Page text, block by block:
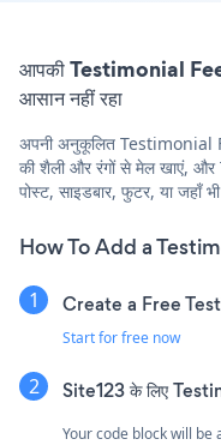
आपकी Testimonial
आसान नहीं रहा
अपनी अनुकूलित Testimonial
की शैली और रंगों से मेल खाएं,
पोस्ट, साइडबार, फुटर, या जहाँ
How To Add a
Create a Free
Start for free now
Site123 के लिए
Your code block will